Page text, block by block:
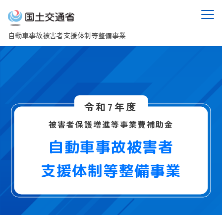
自動車事故被害者支援体制等整備事業
令和7年度
被害者保護増進等事業費補助金
自動車事故被害者
支援体制等整備事業